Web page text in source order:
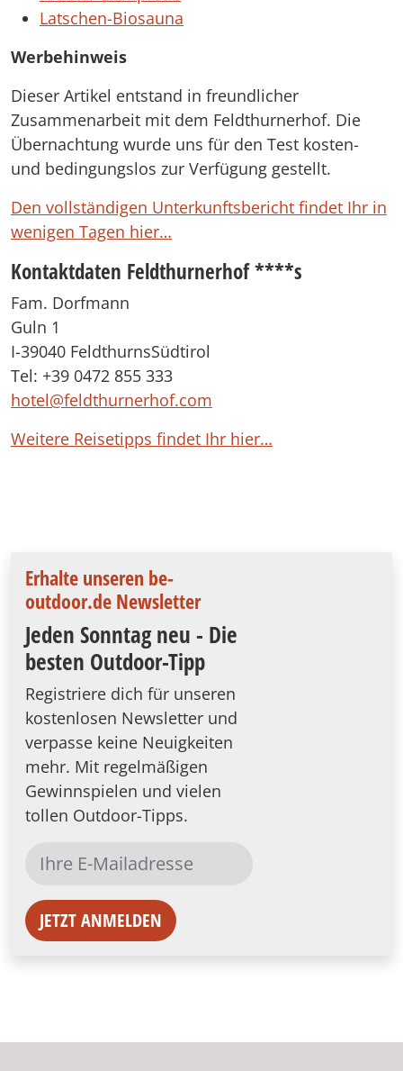
Latschen-Biosauna
Werbehinweis
Dieser Artikel entstand in freundlicher
Zusammenarbeit mit dem Feldthurnerhof. Die
Übernachtung wurde uns für den Test kosten-
und bedingungslos zur Verfügung gestellt.
Den vollständigen Unterkunftsbericht findet Ihr in
wenigen Tagen hier…
Kontaktdaten Feldthurnerhof ****s
Fam. Dorfmann
Guln 1
I-39040 FeldthurnsSüdtirol
Tel: +39 0472 855 333
hotel@feldthurnerhof.com
Weitere Reisetipps findet Ihr hier…
Erhalte unseren be-
outdoor.de Newsletter
Jeden Sonntag neu - Die
besten Outdoor-Tipp
Registriere dich für unseren
kostenlosen Newsletter und
verpasse keine Neuigkeiten
mehr. Mit regelmäßigen
Gewinnspielen und vielen
tollen Outdoor-Tipps.
JETZT ANMELDEN